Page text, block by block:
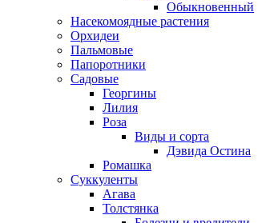
Обыкновенный
Насекомоядные растения
Орхидеи
Пальмовые
Папоротники
Садовые
Георгины
Лилия
Роза
Виды и сорта
Дэвида Остина
Ромашка
Суккуленты
Агава
Толстянка